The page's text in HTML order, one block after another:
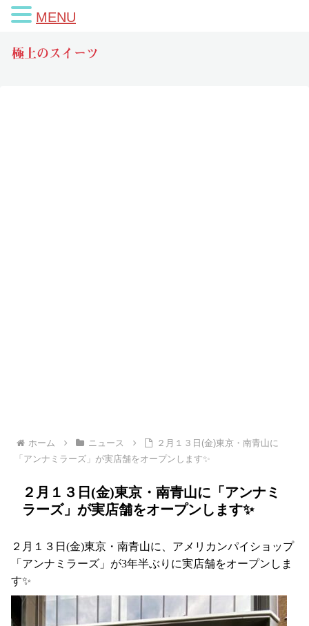
極上のスイーツ
ホーム ニュース
２月１３日(金)東京・南青山に
「アンナミラーズ」が実店舗をオープンします✨
２月１３日(金)東京・南青山に「アンナミ
ラーズ」が実店舗をオープンします✨
２月１３日(金)東京・南青山に、アメリカンパイショップ
「アンナミラーズ」が3年半ぶりに実店舗をオープンしま
す✨
MENU